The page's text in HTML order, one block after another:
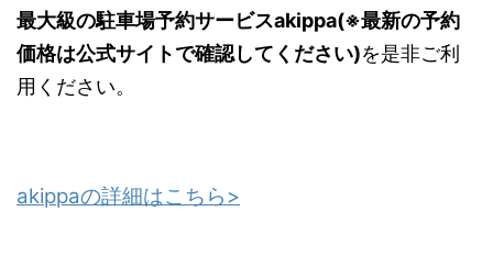
最大級の駐車場予約サービスakippa(※最新の予約
価格は公式サイトで確認してください)を是非ご利
用ください。
akippaの詳細はこちら>